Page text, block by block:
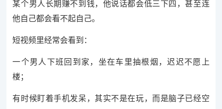
某个男人长期赚不到钱，他说话都会低三下四，甚至连
他自己都会看不起自己。
短视频里经常会看到：
一个男人下班回到家，坐在车里抽根烟，迟迟不愿上
楼；
有时候盯着手机发呆，其实不是在玩，而是脑子已经空